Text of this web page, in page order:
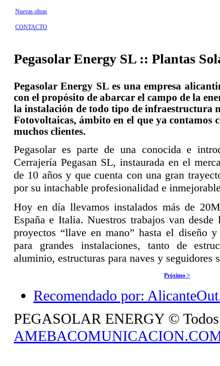
Nuevas obras
CONTACTO
Pegasolar Energy SL :: Plantas
Pegasolar Energy SL es una empresa
con el propósito de abarcar el campo de la
la instalación de todo tipo de infraestructura
Fotovoltaicas, ámbito en el que ya contamos
muchos clientes.
Pegasolar es parte de una conocida e
Cerrajería Pegasan SL, instaurada en el
de 10 años y que cuenta con una gran
por su intachable profesionalidad e
Hoy en día llevamos instalados más de
España e Italia. Nuestros trabajos van desde
proyectos “llave en mano” hasta el diseño
para grandes instalaciones, tanto de
aluminio, estructuras para naves y seguidores
Próximo >
Recomendado por:
PEGASOLAR ENERGY © Todos